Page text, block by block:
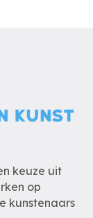
keuze uit
op
kunstenaars